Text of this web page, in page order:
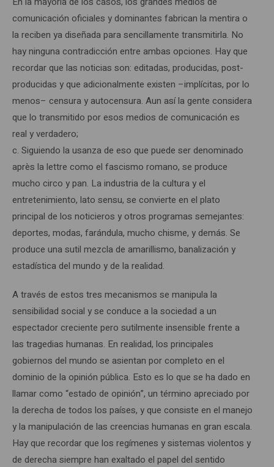
comunicación oficiales y dominantes fabrican la mentira o
la reciben ya diseñada para sencillamente transmitirla. No
hay ninguna contradicción entre ambas opciones. Hay que
recordar que las noticias son: editadas, producidas, post-
producidas y que adicionalmente existen –implícitas, por lo
menos– censura y autocensura. Aun así la gente considera
que lo transmitido por esos medios de comunicación es
real y verdadero;
c. Siguiendo la usanza de eso que puede ser denominado
après la lettre como el fascismo romano, se produce
mucho circo y pan. La industria de la cultura y el
entretenimiento, lato sensu, se convierte en el plato
principal de los noticieros y otros programas semejantes:
deportes, modas, farándula, mucho chisme, y demás. Se
produce una sutil mezcla de amarillismo, banalización y
estadística del mundo y de la realidad.
A través de estos tres mecanismos se manipula la
sensibilidad social y se conduce a la sociedad a un
espectador creciente pero sutilmente insensible frente a
las tragedias humanas. En realidad, los principales
gobiernos del mundo se asientan por completo en el
dominio de la opinión pública. Esto es lo que se ha dado en
llamar como “estado de opinión”, un término apreciado por
la derecha de todos los países, y que consiste en el manejo
y la manipulación de las creencias humanas en gran escala.
Hay que recordar que los regímenes y sistemas violentos y
de derecha siempre han exaltado el papel del sentido